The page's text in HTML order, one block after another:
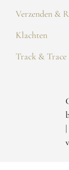
Verzenden &
Klachten
Track & Trace